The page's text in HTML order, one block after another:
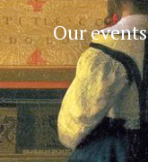
Our events